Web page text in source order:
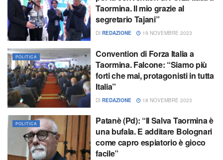
Taormina. Il mio grazie al
segretario Tajani”
DI REDAZIONE 19 NOVEMBRE 2023
POLITICA
Convention di Forza Italia a
Taormina. Falcone: “Siamo più
forti che mai, protagonisti in tutta
Italia”
DI REDAZIONE 18 NOVEMBRE 2023
POLITICA
Patanè (Pd): “Il Salva Taormina è
una bufala. E additare Bolognari
come capro espiatorio è gioco
facile”